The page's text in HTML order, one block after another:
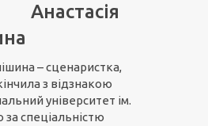
Анастасія
– сценаристка,
з відзнакою
університет ім.
спеціальністю